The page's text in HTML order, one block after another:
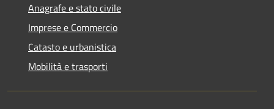
Anagrafe e stato civile
Imprese e Commercio
Catasto e urbanistica
Mobilità e trasporti